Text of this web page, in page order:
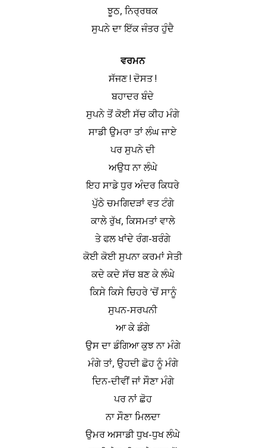
ਝੂਠ, ਨਿਰ੍ਰਥਕ
ਸੁਪਨੇ ਦਾ ਇੱਕ ਜੰਤਰ ਹੁੰਦੈ
ਵਰਮਨ
ਸੱਜਣ ! ਦੋਸਤ !
ਬਹਾਦਰ ਬੰਦੇ
ਸੁਪਨੇ ਤੋਂ ਕੋਈ ਸੱਚ ਕੀਹ ਮੰਗੇ
ਸਾਡੀ ਉਮਰਾ ਤਾਂ ਲੰਘ ਜਾਏ
ਪਰ ਸੁਪਨੇ ਦੀ
ਅਉਧ ਨਾ ਲੰਘੇ
ਇਹ ਸਾਡੇ ਧੁਰ ਅੰਦਰ ਕਿਧਰੇ
ਪੁੱਠੇ ਚਮਗਿਦੜਾਂ ਵਤ ਟੰਗੇ
ਕਾਲੇ ਰੁੱਖ, ਕਿਸਮਤਾਂ ਵਾਲੇ
ਤੇ ਫਲ ਖਾਂਦੇ ਰੰਗ-ਬਰੰਗੇ
ਕੋਈ ਕੋਈ ਸੁਪਨਾ ਕਰਮਾਂ ਸੇਤੀ
ਕਦੇ ਕਦੇ ਸੱਚ ਬਣ ਕੇ ਲੰਘੇ
ਕਿਸੇ ਕਿਸੇ ਚਿਹਰੇ ‘ਚੋਂ ਸਾਨੂੰ
ਸੁਪਨ-ਸਰਪਨੀ
ਆ ਕੇ ਡੰਗੇ
ਉਸ ਦਾ ਡੰਗਿਆ ਕੁਝ ਨਾ ਮੰਗੇ
ਮੰਗੇ ਤਾਂ, ਉਹਦੀ ਛੋਹ ਨੂੰ ਮੰਗੇ
ਦਿਨ-ਦੀਵੀਂ ਜਾਂ ਸੌਣਾ ਮੰਗੇ
ਪਰ ਨਾਂ ਛੋਹ
ਨਾ ਸੌਣਾ ਮਿਲਦਾ
ਉਮਰ ਅਸਾਡੀ ਧੁਖ-ਧੁਖ ਲੰਘੇ